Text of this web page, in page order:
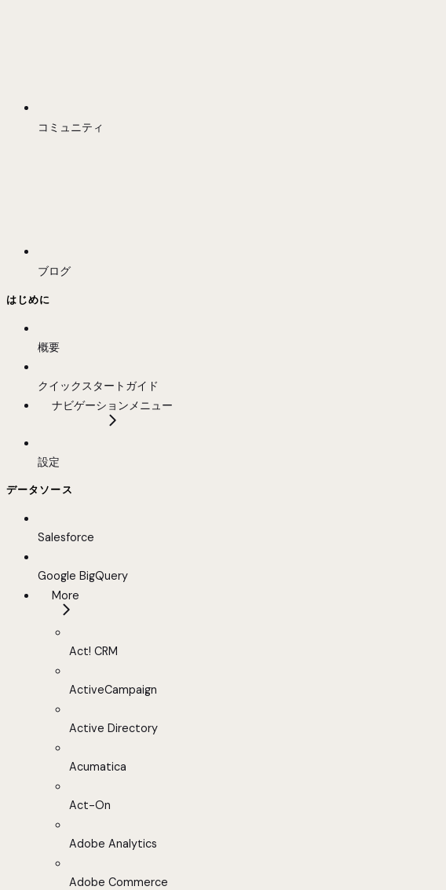
コミュニティ
ブログ
はじめに
概要
クイックスタートガイド
ナビゲーションメニュー
設定
データソース
Salesforce
Google BigQuery
More
Act! CRM
ActiveCampaign
Active Directory
Acumatica
Act-On
Adobe Analytics
Adobe Commerce